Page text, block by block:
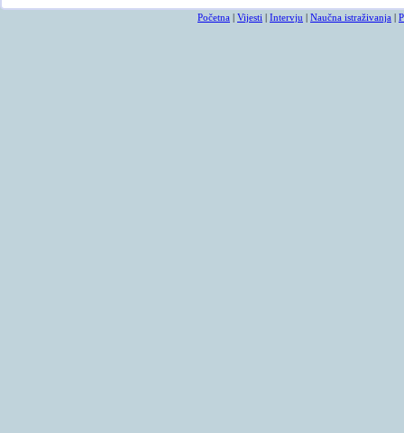
Početna | Vijesti | Intervju | Naučna istraživanja |